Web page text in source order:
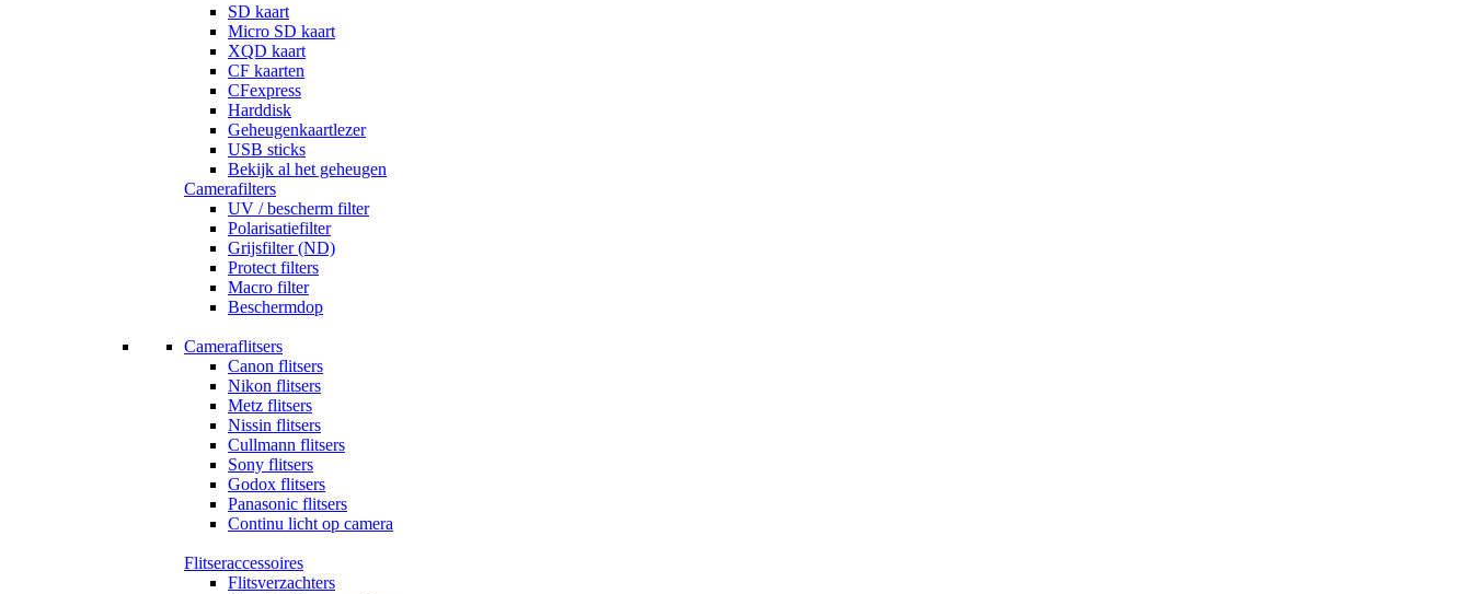
SD kaart
Micro SD kaart
XQD kaart
CF kaarten
CFexpress
Harddisk
Geheugenkaartlezer
USB sticks
Bekijk al het geheugen
Camerafilters
UV / bescherm filter
Polarisatiefilter
Grijsfilter (ND)
Protect filters
Macro filter
Beschermdop
Cameraflitsers
Canon flitsers
Nikon flitsers
Metz flitsers
Nissin flitsers
Cullmann flitsers
Sony flitsers
Godox flitsers
Panasonic flitsers
Continu licht op camera
Flitseraccessoires
Flitsverzachters